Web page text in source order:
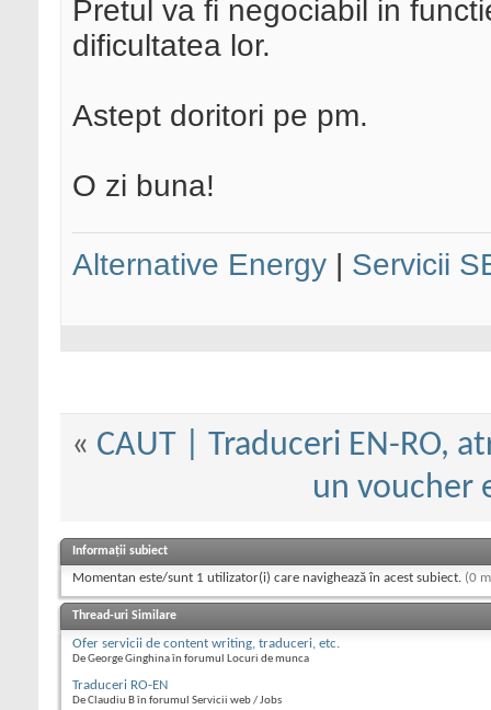
Pretul va fi negociabil in
dificultatea lor.
Astept doritori pe pm.
O zi buna!
Alternative Energy Servicii
« CAUT | Traduceri EN-RO,
un voucher
Informații subiect
Momentan este/sunt 1 utilizator(i) care navighează în acest subiect. (0
Thread-uri Similare
Ofer servicii de content writing, traduceri, etc.
De George Ginghina în forumul Locuri de munca
Traduceri RO-EN
De Claudiu B în forumul Servicii web / Jobs